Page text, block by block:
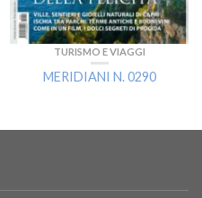
TURISMO E VIAGGI
MERIDIANI N. 0290